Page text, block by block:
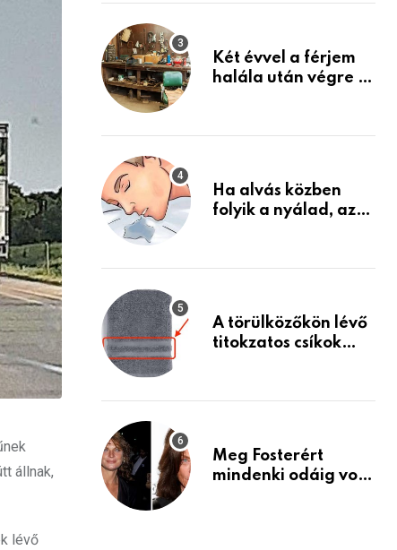
állnak,
lévő
Készülj fel arra, ami
Két évvel a férjem
halála után végre át
holmiját – amit
életemet
Ha alvás közben
folyik a nyálad, az
A törülközőkön lévő
titokzatos csíkok
Meg Fosterért
mindenki odáig volt